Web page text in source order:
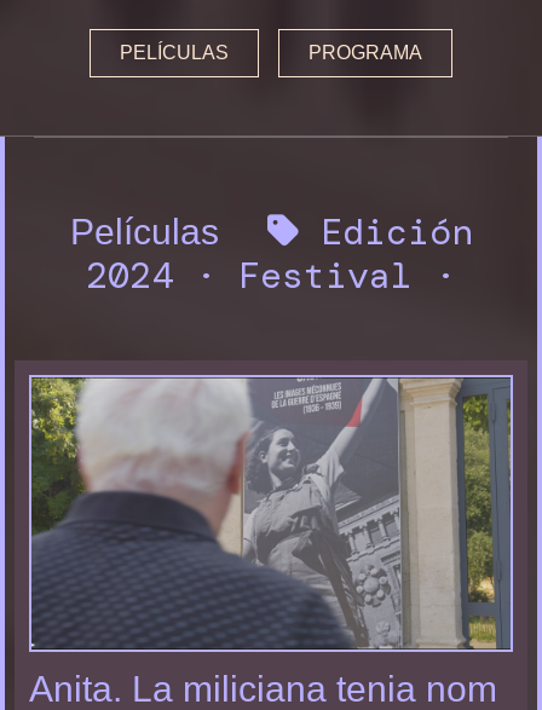
Jurados
Inauguración y Clausura
Premios
PELÍCULAS PROGRAMA
Películas
Edición
2024 · Festival ·
Anita. La miliciana tenia nom